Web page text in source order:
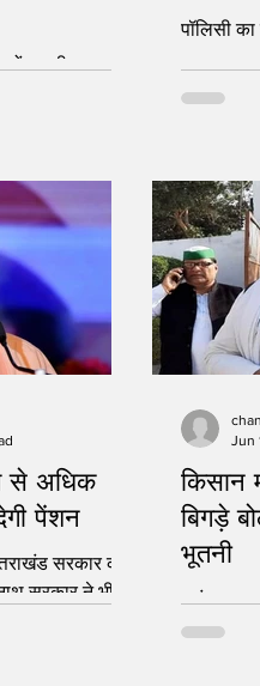
पर डीएम
पॉलिसी
से अधिक
पेंशन
सरकार की
सरकार ने भी
किसान
बिगड़े
भूतनी
बुलंदशहर,
संबोधनसे
Jun